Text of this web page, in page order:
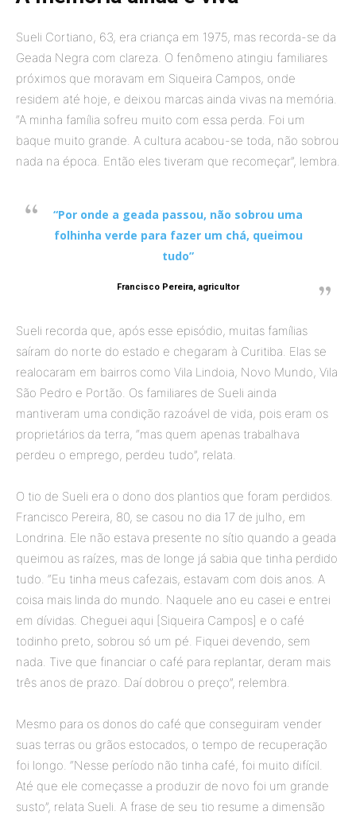
Sueli Cortiano, 63, era criança em 1975, mas recorda-se da
Geada Negra com clareza. O fenômeno atingiu familiares
próximos que moravam em Siqueira Campos, onde
residem até hoje, e deixou marcas ainda vivas na memória.
“A minha família sofreu muito com essa perda. Foi um
baque muito grande. A cultura acabou-se toda, não sobrou
nada na época. Então eles tiveram que recomeçar”, lembra.
“Por onde a geada passou, não sobrou uma
folhinha verde para fazer um chá, queimou
tudo”
Francisco Pereira, agricultor
Sueli recorda que, após esse episódio, muitas famílias
saíram do norte do estado e chegaram à Curitiba. Elas se
realocaram em bairros como Vila Lindoia, Novo Mundo, Vila
São Pedro e Portão. Os familiares de Sueli ainda
mantiveram uma condição razoável de vida, pois eram os
proprietários da terra, “mas quem apenas trabalhava
perdeu o emprego, perdeu tudo”, relata.
O tio de Sueli era o dono dos plantios que foram perdidos.
Francisco Pereira, 80, se casou no dia 17 de julho, em
Londrina. Ele não estava presente no sítio quando a geada
queimou as raízes, mas de longe já sabia que tinha perdido
tudo. “Eu tinha meus cafezais, estavam com dois anos. A
coisa mais linda do mundo. Naquele ano eu casei e entrei
em dívidas. Cheguei aqui [Siqueira Campos] e o café
todinho preto, sobrou só um pé. Fiquei devendo, sem
nada. Tive que financiar o café para replantar, deram mais
três anos de prazo. Daí dobrou o preço”, relembra.
Mesmo para os donos do café que conseguiram vender
suas terras ou grãos estocados, o tempo de recuperação
foi longo. “Nesse período não tinha café, foi muito difícil.
Até que ele começasse a produzir de novo foi um grande
susto”, relata Sueli. A frase de seu tio resume a dimensão